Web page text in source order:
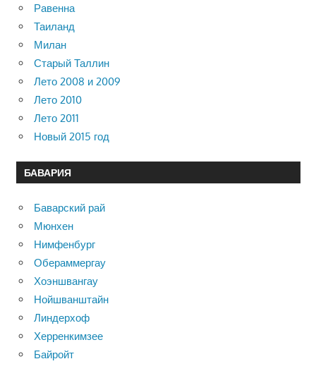
Равенна
Таиланд
Милан
Старый Таллин
Лето 2008 и 2009
Лето 2010
Лето 2011
Новый 2015 год
БАВАРИЯ
Баварский рай
Мюнхен
Нимфенбург
Обераммергау
Хоэншвангау
Нойшванштайн
Линдерхоф
Херренкимзее
Байройт